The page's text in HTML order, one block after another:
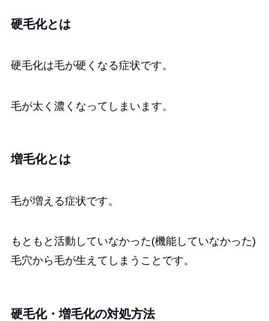
硬毛化とは
硬毛化は毛が硬くなる症状です。
毛が太く濃くなってしまいます。
増毛化とは
毛が増える症状です。
もともと活動していなかった(機能していなかった)
毛穴から毛が生えてしまうことです。
硬毛化・増毛化の対処方法